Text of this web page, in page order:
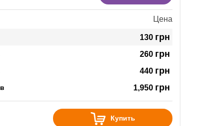
Цена
130 грн
260 грн
440 грн
1,950 грн
Купить